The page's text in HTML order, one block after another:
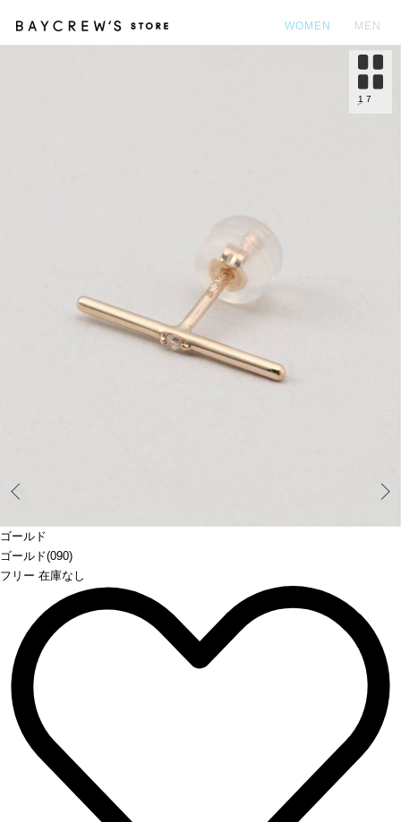
WOMEN MEN
ゴールド
ゴールド(090)
フリー 在庫なし
1 7